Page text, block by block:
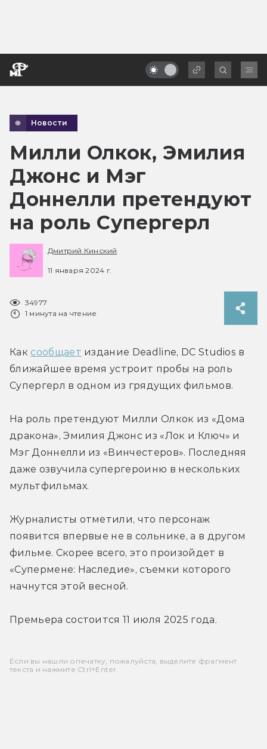
Новости
Милли Олкок, Эмилия
Джонс и Мэг
Доннелли претендуют
на роль Супергерл
Дмитрий Кинский
11 января 2024 г.
34977
1 минута на чтение
Как сообщает издание Deadline, DC Studios в
ближайшее время устроит пробы на роль
Супергерл в одном из грядущих фильмов.
На роль претендуют Милли Олкок из «Дома
дракона», Эмилия Джонс из «Лок и Ключ» и
Мэг Доннелли из «Винчестеров». Последняя
даже озвучила супергероиню в нескольких
мультфильмах.
Журналисты отметили, что персонаж
появится впервые не в сольнике, а в другом
фильме. Скорее всего, это произойдет в
«Супермене: Наследие», съемки которого
начнутся этой весной.
Премьера состоится 11 июля 2025 года.
Если вы нашли опечатку, пожалуйста, выделите фрагмент
текста и нажмите Ctrl+Enter.